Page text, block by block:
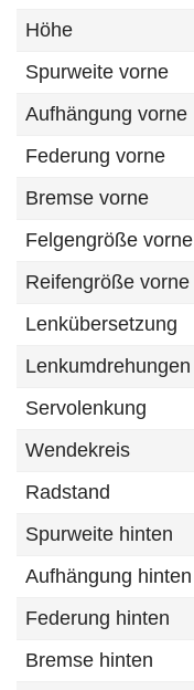
Höhe
Spurweite vorne
Aufhängung vorne
Federung vorne
Bremse vorne
Felgengröße vorne
Reifengröße vorne
Lenkübersetzung
Lenkumdrehungen
Servolenkung
Wendekreis
Radstand
Spurweite hinten
Aufhängung hinten
Federung hinten
Bremse hinten